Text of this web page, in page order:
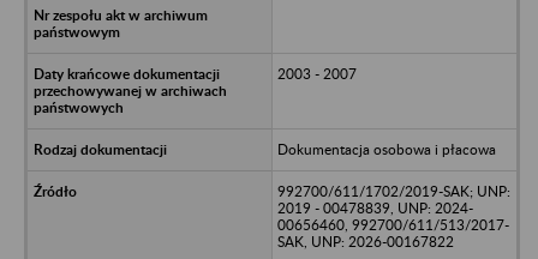
2003 - 2007
Dokumentacja osobowa i płacowa
992700/611/1702/2019-SAK; UNP:
2019 - 00478839, UNP: 2024-
00656460, 992700/611/513/2017-
SAK, UNP: 2026-00167822